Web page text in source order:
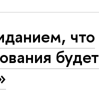
что
будет